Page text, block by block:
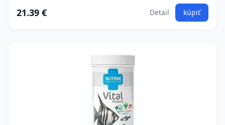
21.39 € Detail kúpiť